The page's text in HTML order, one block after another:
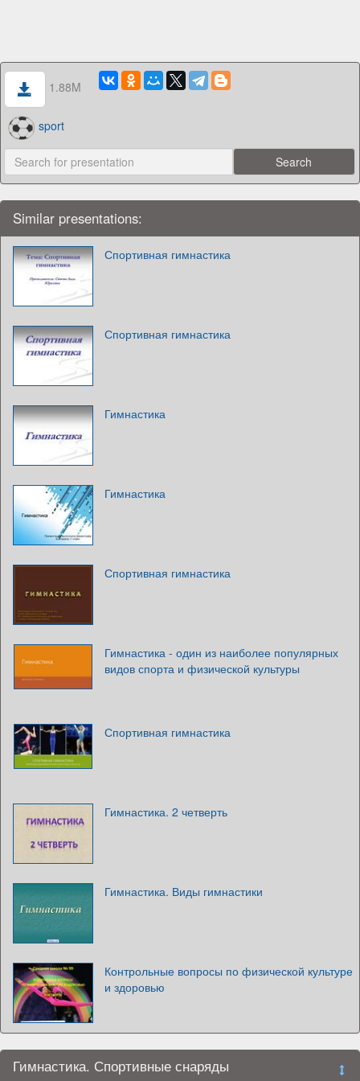
1.88M
sport
Similar presentations:
Спортивная гимнастика
Спортивная гимнастика
Гимнастика
Гимнастика
Спортивная гимнастика
Гимнастика - один из наиболее популярных
видов спорта и физической культуры
Спортивная гимнастика
Гимнастика. 2 четверть
Гимнастика. Виды гимнастики
Контрольные вопросы по физической культуре
и здоровью
Гимнастика. Спортивные снаряды